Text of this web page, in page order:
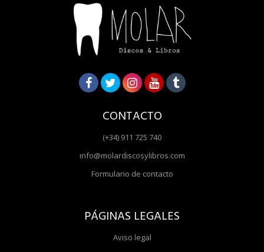
CONTACTO
(+34) 911 725 740
info@molardiscosylibros.com
Formulario de contacto
PÁGINAS LEGALES
Aviso legal